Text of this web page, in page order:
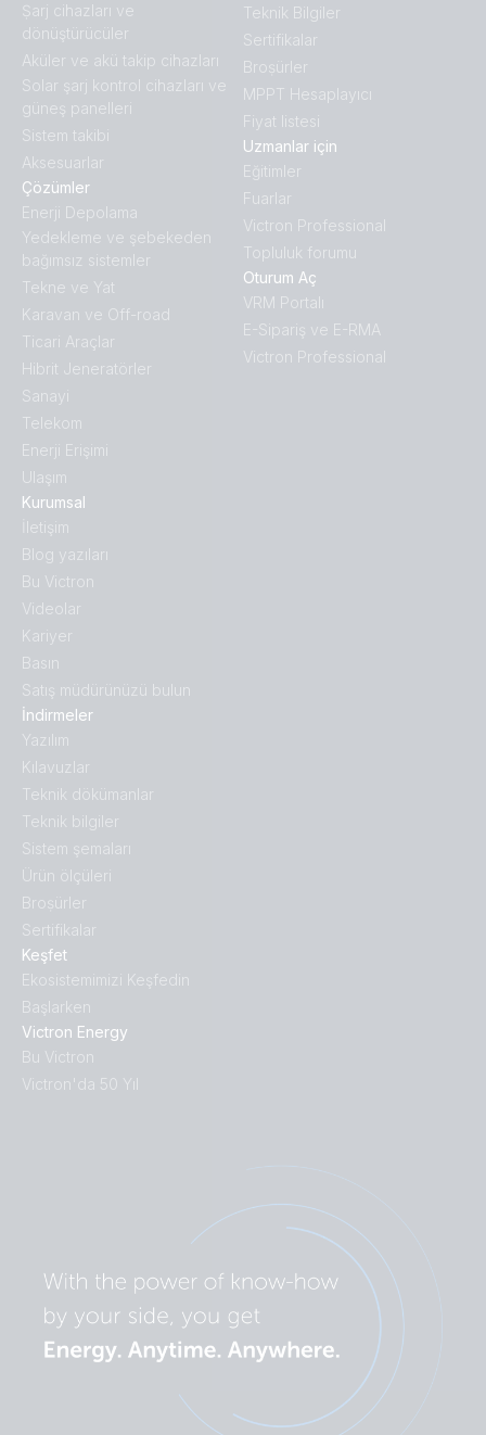
Ṣarj cihazları ve
dönüştürücüler
Aküler ve akü takip cihazları
Solar şarj kontrol cihazları ve
güneş panelleri
Sistem takibi
Aksesuarlar
Keşfet
Ekosistemimizi Keşfedin
Başlarken
Victron Energy
Bu Victron
Victron'da 50 Yıl
İndirmeler
Yazılım
Kılavuzlar
Teknik dökümanlar
Teknik bilgiler
Sistem şemaları
Ürün ölçüleri
Broṣürler
Sertifikalar
Çözümler
Enerji Depolama
Yedekleme ve şebekeden
bağımsız sistemler
Tekne ve Yat
Karavan ve Off-road
Ticari Araçlar
Hibrit Jeneratörler
Sanayi
Telekom
Enerji Erişimi
Ulaşım
Kurumsal
İletişim
Blog yazıları
Bu Victron
Videolar
Kariyer
Basın
Satış müdürünüzü bulun
Teknik Bilgiler
Sertifikalar
Broṣürler
MPPT Hesaplayıcı
Fiyat listesi
Uzmanlar için
Eğitimler
Fuarlar
Victron Professional
Topluluk forumu
Oturum Aç
VRM Portalı
E-Sipariş ve E-RMA
Victron Professional